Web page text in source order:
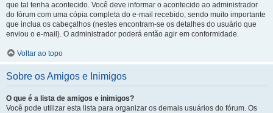
que tal tenha acontecido. Você deve informar o acontecido ao administrador
do fórum com uma cópia completa do e-mail recebido, sendo muito importante
que inclua os cabeçalhos (nestes encontram-se os detalhes do usuário que
enviou o e-mail). O administrador poderá então agir em conformidade.
Voltar ao topo
Sobre os Amigos e Inimigos
O que é a lista de amigos e inimigos?
Você pode utilizar esta lista para organizar os demais usuários do fórum. Os